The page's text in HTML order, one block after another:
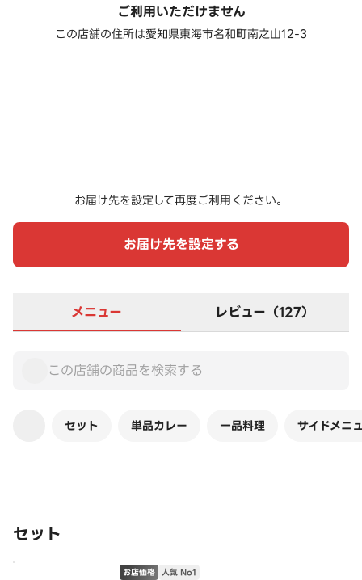
ご利用いただけません
この店舗の住所は愛知県東海市名和町南之山12-3
お届け先を設定して再度ご利用ください。
お届け先を設定する
メニュー レビュー（127）
セット 単品カレー 一品料理 サイドメニ
セット
お店価格 人気 No1